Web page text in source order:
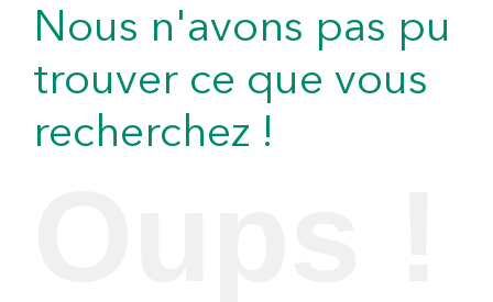
Nous n'avons pas pu
trouver ce que vous
recherchez !